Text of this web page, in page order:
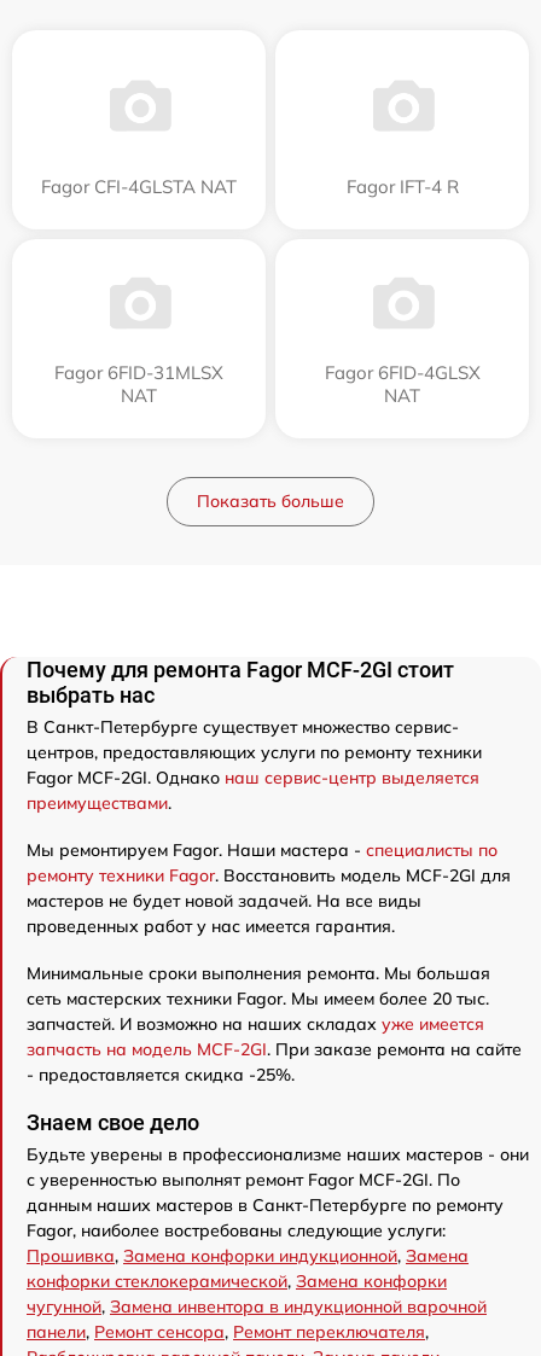
Fagor CFI-4GLSTA NAT Fagor IFT-4 R
Fagor 6FID-31MLSX
NAT
Fagor 6FID-4GLSX
NAT
Показать больше
Почему для ремонта Fagor MCF-2GI стоит
выбрать нас
В Санкт-Петербурге существует множество сервис-
центров, предоставляющих услуги по ремонту техники
Fagor MCF-2GI. Однако наш сервис-центр выделяется
преимуществами.
Мы ремонтируем Fagor. Наши мастера - специалисты по
ремонту техники Fagor. Восстановить модель MCF-2GI для
мастеров не будет новой задачей. На все виды
проведенных работ у нас имеется гарантия.
Минимальные сроки выполнения ремонта. Мы большая
сеть мастерских техники Fagor. Мы имеем более 20 тыс.
запчастей. И возможно на наших складах уже имеется
запчасть на модель MCF-2GI. При заказе ремонта на сайте
- предоставляется скидка -25%.
Знаем свое дело
Будьте уверены в профессионализме наших мастеров - они
с уверенностью выполнят ремонт Fagor MCF-2GI. По
данным наших мастеров в Санкт-Петербурге по ремонту
Fagor, наиболее востребованы следующие услуги:
Прошивка, Замена конфорки индукционной, Замена
конфорки стеклокерамической, Замена конфорки
чугунной, Замена инвентора в индукционной варочной
панели, Ремонт сенсора, Ремонт переключателя,